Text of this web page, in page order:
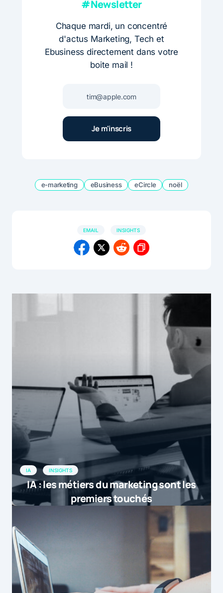
#Newsletter
Chaque mardi, un concentré
d'actus Marketing, Tech et
Ebusiness directement dans votre
boite mail !
e-marketing eBusiness eCircle noël
EMAIL INSIGHTS
IA INSIGHTS
IA : les métiers du marketing sont les
premiers touchés